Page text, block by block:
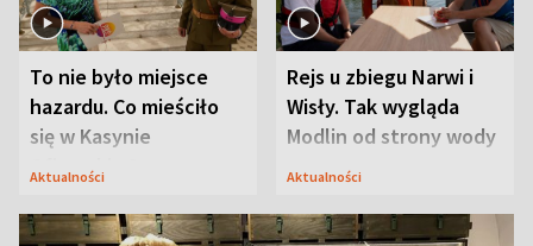
To nie było miejsce
hazardu. Co mieściło
się w Kasynie
Oficerskim?
Aktualności
Rejs u zbiegu Narwi i
Wisły. Tak wygląda
Modlin od strony wody
Aktualności